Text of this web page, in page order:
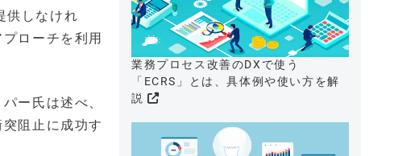
供しなけれ
ローチを利用
ー氏は述べ、
阻止に成功す
業務プロセス改善のDXで使う
「ECRS」とは、具体例や使い方を解
説